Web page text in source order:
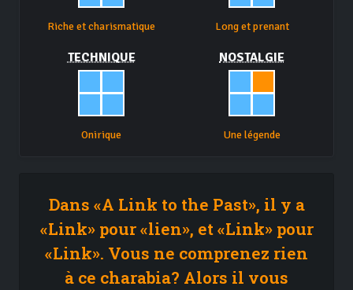
Riche et charismatique Long et prenant
TECHNIQUE
Onirique
NOSTALGIE
Une légende
Dans «A Link to the Past», il y a
«Link» pour «lien», et «Link» pour
«Link». Vous ne comprenez rien
à ce charabia? Alors il vous